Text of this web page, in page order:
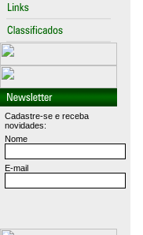
Cadastre-se e receba
novidades:
Nome
E-mail